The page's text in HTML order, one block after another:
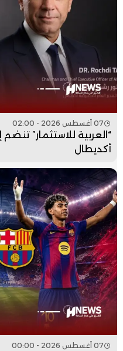
07 أغسطس 2026 - 02:00
“العربية للاستثمار”
أكديطال
07 أغسطس 2026 - 00:00